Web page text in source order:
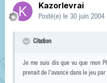
Kazorlevrai
Posté(e) le 30 juin 2004
Citation
Je me suis dis que vu que mon
prenait de l'avance dans le jeu